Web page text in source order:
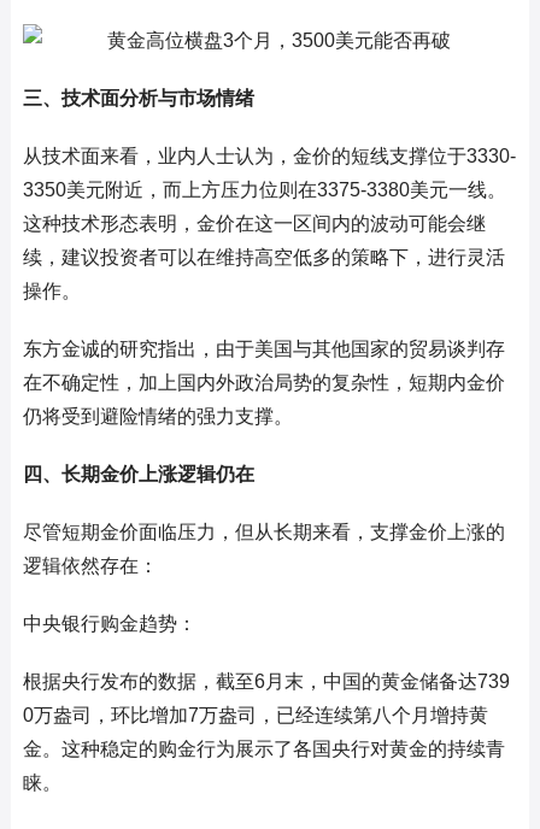
三、技术面分析与市场情绪
从技术面来看，业内人士认为，金价的短线支撑位于3330-
3350美元附近，而上方压力位则在3375-3380美元一线。
这种技术形态表明，金价在这一区间内的波动可能会继
续，建议投资者可以在维持高空低多的策略下，进行灵活
操作。
东方金诚的研究指出，由于美国与其他国家的贸易谈判存
在不确定性，加上国内外政治局势的复杂性，短期内金价
仍将受到避险情绪的强力支撑。
四、长期金价上涨逻辑仍在
尽管短期金价面临压力，但从长期来看，支撑金价上涨的
逻辑依然存在：
中央银行购金趋势：
根据央行发布的数据，截至6月末，中国的黄金储备达739
0万盎司，环比增加7万盎司，已经连续第八个月增持黄
金。这种稳定的购金行为展示了各国央行对黄金的持续青
睐。